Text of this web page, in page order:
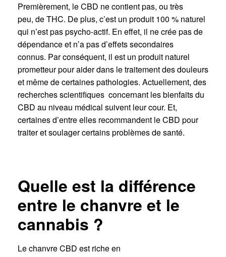
Premièrement, le CBD ne contient pas, ou très
peu, de THC. De plus, c’est un produit 100 % naturel
qui n’est pas psycho-actif. En effet, il ne crée pas de
dépendance et n’a pas d’effets secondaires
connus. Par conséquent, il est un produit naturel
prometteur pour aider dans le traitement des douleurs
et même de certaines pathologies. Actuellement, des
recherches scientifiques concernant les bienfaits du
CBD au niveau médical suivent leur cour. Et,
certaines d’entre elles recommandent le CBD pour
traiter et soulager certains problèmes de santé.
Quelle est la différence
entre le chanvre et le
cannabis ?
Le chanvre CBD est riche en